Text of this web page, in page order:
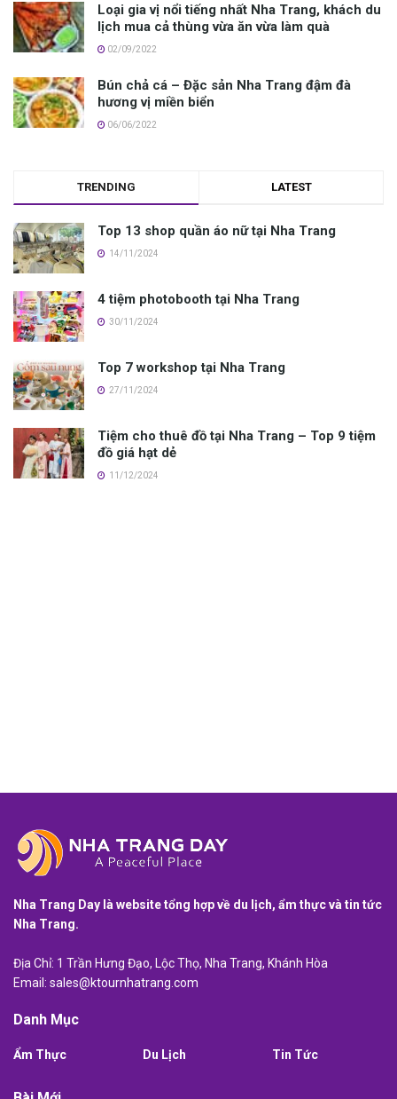
Loại gia vị nổi tiếng nhất Nha Trang, khách du
lịch mua cả thùng vừa ăn vừa làm quà
02/09/2022
Bún chả cá – Đặc sản Nha Trang đậm đà
hương vị miền biển
06/06/2022
TRENDING LATEST
Top 13 shop quần áo nữ tại Nha Trang
14/11/2024
4 tiệm photobooth tại Nha Trang
30/11/2024
Top 7 workshop tại Nha Trang
27/11/2024
Tiệm cho thuê đồ tại Nha Trang – Top 9 tiệm
đồ giá hạt dẻ
11/12/2024
Nha Trang Day là website tổng hợp về du lịch, ẩm thực và tin tức
Nha Trang.
Địa Chỉ: 1 Trần Hưng Đạo, Lộc Thọ, Nha Trang, Khánh Hòa
Email: sales@ktournhatrang.com
Danh Mục
Ẩm Thực Du Lịch Tin Tức